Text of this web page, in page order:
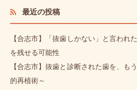
最近の投稿
【合志市】「抜歯しかない」と言われ
を残せる可能性
【合志市】抜歯と診断された歯を、も
的再植術～